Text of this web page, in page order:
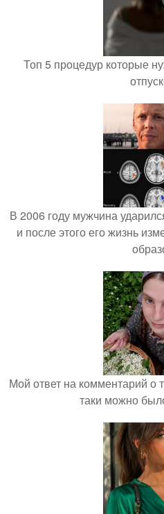
Топ 5 процедур которые
В 2006 году мужчина
и после этого его жизнь
Мой ответ на комментарий о
таки можно